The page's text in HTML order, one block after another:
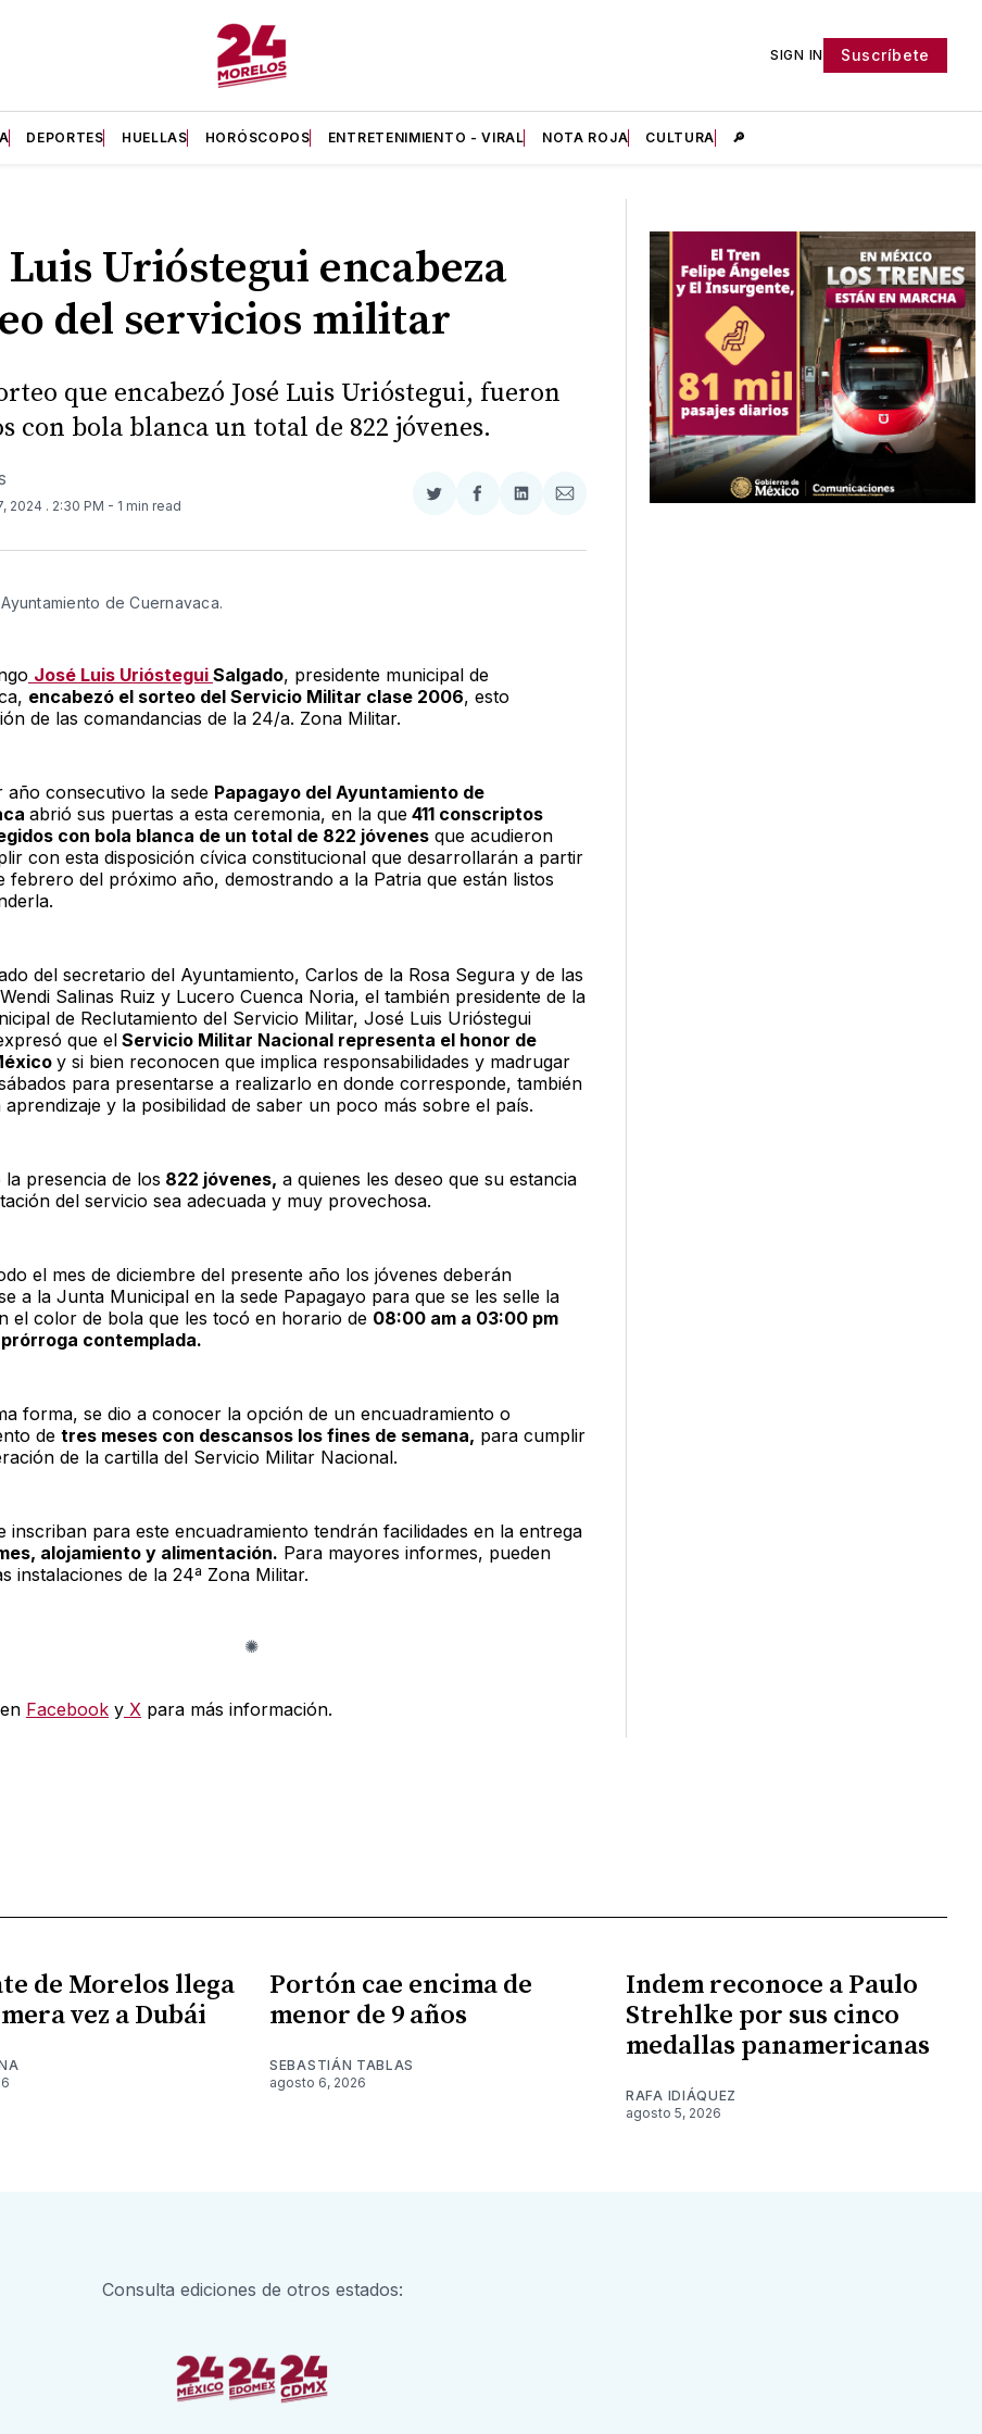
SIGN IN Suscríbete
DEPORTES HUELLAS HORÓSCOPOS ENTRETENIMIENTO - VIRAL NOTA ROJA CULTURA 🔎
Luis Urióstegui encabeza
del servicios militar
que encabezó José Luis Urióstegui, fueron
con bola blanca un total de 822 jóvenes.
2024 . 2:30 PM - 1 min read
Compartir
Twitter
Compartir
Facebook
Compartir
LinkedIn
Compartir
Email
de Cuernavaca.
José Luis Urióstegui Salgado, presidente municipal de
encabezó el sorteo del Servicio Militar clase 2006, esto
de las comandancias de la 24/a. Zona Militar.
año consecutivo la sede Papagayo del Ayuntamiento de
abrió sus puertas a esta ceremonia, en la que411 conscriptos
con bola blanca de un total de 822 jóvenesque acudieron
con esta disposición cívica constitucional que desarrollarán a partir
febrero del próximo año, demostrando a la Patria que están listos
del secretario del Ayuntamiento, Carlos de la Rosa Segura y de las
Salinas Ruiz y Lucero Cuenca Noria, el también presidente de la
de Reclutamiento del Servicio Militar, José Luis Urióstegui
que elServicio Militar Nacional representa el honor de
y si bien reconocen que implica responsabilidades y madrugar
para presentarse a realizarlo en donde corresponde, también
aprendizaje y la posibilidad de saber un poco más sobre el país.
la presencia de los 822 jóvenes, a quienes les deseo que su estancia
del servicio sea adecuada y muy provechosa.
el mes de diciembre del presente año los jóvenes deberán
a la Junta Municipal en la sede Papagayo para que se les selle la
el color de bola que les tocó en horario de 08:00 am a 03:00 pm
contemplada.
forma, se dio a conocer la opción de un encuadramiento o
de tres meses con descansos los fines de semana, para cumplir
de la cartilla del Servicio Militar Nacional.
inscriban para este encuadramiento tendrán facilidades en la entrega
alojamiento y alimentación. Para mayores informes, pueden
instalaciones de la 24ª Zona Militar.
FacebookyX para más información.
de Morelos llega
vez a Dubái
Portón cae encima de
menor de 9 años
SEBASTIÁN TABLAS
agosto 6, 2026
Indem reconoce a Paulo
Strehlke por sus cinco
medallas panamericanas
RAFA IDIÁQUEZ
agosto 5, 2026
Consulta ediciones de otros estados: